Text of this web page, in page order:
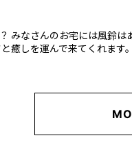
みなさんのお宅には風鈴
癒しを運んで来てくれま